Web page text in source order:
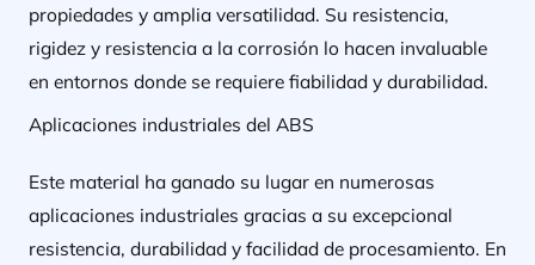
propiedades y amplia versatilidad. Su resistencia,
rigidez y resistencia a la corrosión lo hacen invaluable
en entornos donde se requiere fiabilidad y durabilidad.
Aplicaciones industriales del ABS
Este material ha ganado su lugar en numerosas
aplicaciones industriales gracias a su excepcional
resistencia, durabilidad y facilidad de procesamiento. En